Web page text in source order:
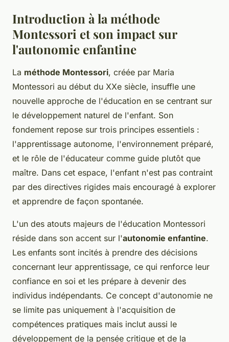
Introduction à la méthode
Montessori et son impact sur
l'autonomie enfantine
La méthode Montessori, créée par Maria
Montessori au début du XXe siècle, insuffle une
nouvelle approche de l'éducation en se centrant sur
le développement naturel de l'enfant. Son
fondement repose sur trois principes essentiels :
l'apprentissage autonome, l'environnement préparé,
et le rôle de l'éducateur comme guide plutôt que
maître. Dans cet espace, l'enfant n'est pas contraint
par des directives rigides mais encouragé à explorer
et apprendre de façon spontanée.
L'un des atouts majeurs de l'éducation Montessori
réside dans son accent sur l'autonomie enfantine.
Les enfants sont incités à prendre des décisions
concernant leur apprentissage, ce qui renforce leur
confiance en soi et les prépare à devenir des
individus indépendants. Ce concept d'autonomie ne
se limite pas uniquement à l'acquisition de
compétences pratiques mais inclut aussi le
développement de la pensée critique et de la